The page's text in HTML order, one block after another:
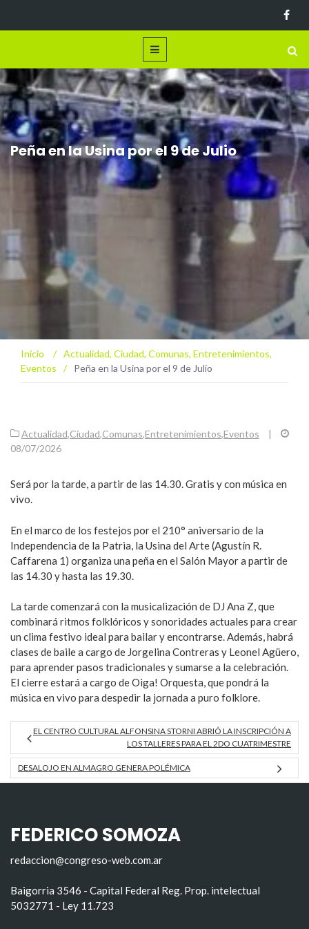
Peña en la Usina por el 9 de Julio
Inicio / Actualidad, Ciudad, Comunas, Entretenimientos,
Eventos
/ Peña en la Usina por el 9 de Julio
Actualidad,Ciudad,Comunas,Entretenimientos,Eventos
|
08/07/2026
Será por la tarde, a partir de las 14.30. Gratis y con música en
vivo.
En el marco de los festejos por el 210° aniversario de la
Independencia de la Patria, la Usina del Arte (Agustín R.
Caffarena 1) organiza una peña en el Salón Mayor a partir de
las 14.30 y hasta las 19.30.
La tarde comenzará con la musicalización de DJ Ana Z, que
combinará ritmos folklóricos y sonoridades actuales para crear
un clima festivo ideal para bailar y encontrarse. Además, habrá
clases de baile a cargo de Jorgelina Contreras y Leonel Agüero,
para aprender pasos tradicionales y sumarse a la celebración.
El cierre estará a cargo de Oiga! Orquesta, que pondrá la
música en vivo para despedir la jornada a puro folklore.
EL CENTRO CULTURAL ALFONSINA STORNI ABRIÓ LA INSCRIPCIÓN A
LOS TALLERES PARA EL 2DO CUATRIMESTRE
DESALOJO EN ALMAGRO GENERA POLÉMICA
FEDERICO SOMOZA
redaccion@congreso-web.com.ar
Baigorria 3546 - Capital Federal Reg. Prop. intelectual
5032771 - Ley 11.723